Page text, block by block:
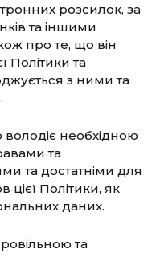
розсилок, за
та іншими
про те, що він
Політики та
з ними та
володіє необхідною
та
та достатніми для
Політики, як
даних.
та